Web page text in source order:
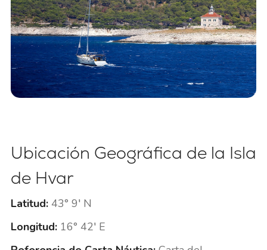
Ubicación Geográfica de la Isla
de Hvar
Latitud:43° 9′ N
Longitud:16° 42′ E